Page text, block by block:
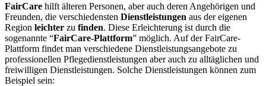
FairCare hilft älteren Personen, aber auch deren Angehörigen und
Freunden, die verschiedensten Dienstleistungen aus der eigenen
Region leichter zu finden. Diese Erleichterung ist durch die
sogenannte “FairCare-Plattform” möglich. Auf der FairCare-
Plattform findet man verschiedene Dienstleistungsangebote zu
professionellen Pflegedienstleistungen aber auch zu alltäglichen und
freiwilligen Dienstleistungen. Solche Dienstleistungen können zum
Beispiel sein: